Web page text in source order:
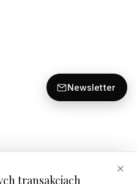
transakcjach
Newsletter